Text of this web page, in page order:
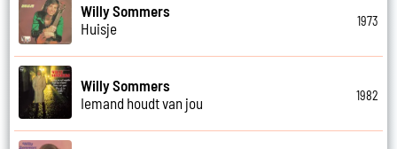
Willy Sommers
Huisje
1973
Willy Sommers
Iemand houdt van jou
1982